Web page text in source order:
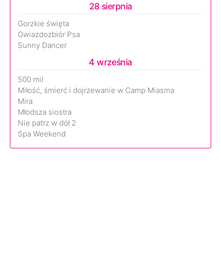
28 sierpnia
Gorzkie święta
Gwiazdozbiór Psa
Sunny Dancer
4 września
500 mil
Miłość, śmierć i dojrzewanie w Camp Miasma
Mira
Młodsza siostra
Nie patrz w dół 2
Spa Weekend